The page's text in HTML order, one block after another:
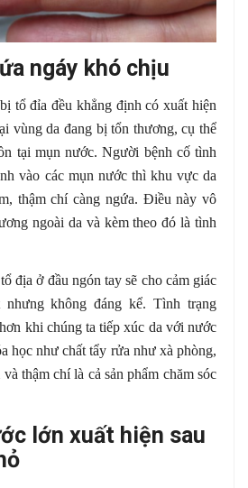
ngáy khó chịu
tổ đỉa đều khẳng định có xuất hiện
vùng da đang bị tổn thương, cụ thể
tại mụn nước. Người bệnh cố tình
vào các mụn nước thì khu vực da
thậm chí càng ngứa. Điều này vô
ngoài da và kèm theo đó là tình
địa ở đầu ngón tay sẽ cho cảm giác
nhưng không đáng kể. Tình trạng
khi chúng ta tiếp xúc da với nước
học như chất tẩy rửa như xà phòng,
thậm chí là cả sản phẩm chăm sóc
lớn xuất hiện sau